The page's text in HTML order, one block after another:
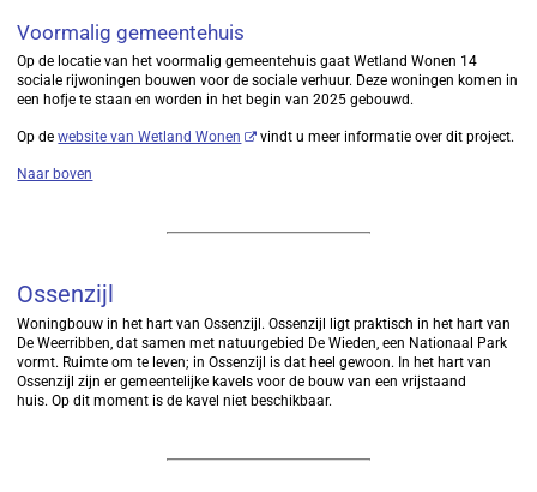
Voormalig gemeentehuis
Op de locatie van het voormalig gemeentehuis gaat Wetland Wonen 14
sociale rijwoningen bouwen voor de sociale verhuur. Deze woningen komen in
een hofje te staan en worden in het begin van 2025 gebouwd.
Op dewebsite van Wetland Wonen vindt u meer informatie over dit project.
Naar boven
Ossenzijl
Woningbouw in het hart van Ossenzijl. Ossenzijl ligt praktisch in het hart van
De Weerribben, dat samen met natuurgebied De Wieden, een Nationaal Park
vormt. Ruimte om te leven; in Ossenzijl is dat heel gewoon. In het hart van
Ossenzijl zijn er gemeentelijke kavels voor de bouw van een vrijstaand
huis. Op dit moment is de kavel niet beschikbaar.